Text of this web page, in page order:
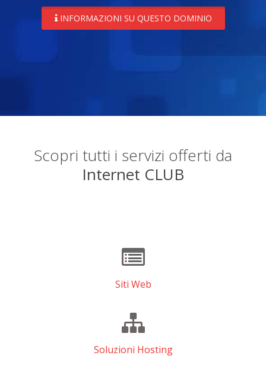
INFORMAZIONI SU QUESTO DOMINIO
Scopri tutti i servizi offerti da
Internet CLUB
Siti Web
Soluzioni Hosting